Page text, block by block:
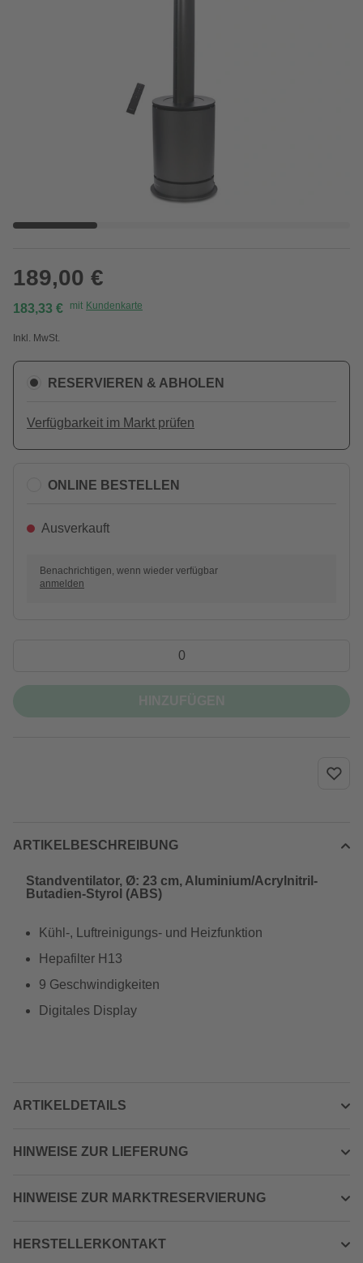
189,00 €
183,33 € mit Kundenkarte
Inkl. MwSt.
RESERVIEREN & ABHOLEN
Verfügbarkeit im Markt prüfen
ONLINE BESTELLEN
Ausverkauft
Benachrichtigen, wenn wieder verfügbar
anmelden
ARTIKELBESCHREIBUNG
Standventilator, Ø: 23 cm, Aluminium/Acrylnitril-
Butadien-Styrol (ABS)
Kühl-, Luftreinigungs- und Heizfunktion
Hepafilter H13
9 Geschwindigkeiten
Digitales Display
ARTIKELDETAILS
HINWEISE ZUR LIEFERUNG
HINWEISE ZUR MARKTRESERVIERUNG
HERSTELLERKONTAKT